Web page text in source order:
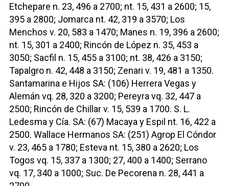
Etchepare n. 23, 496 a 2700; nt. 15, 431 a 2600; 15,
395 a 2800; Jomarca nt. 42, 319 a 3570; Los
Menchos v. 20, 583 a 1470; Manes n. 19, 396 a 2600;
nt. 15, 301 a 2400; Rincón de López n. 35, 453 a
3050; Sacfil n. 15, 455 a 3100; nt. 38, 426 a 3150;
Tapalgro n. 42, 448 a 3150; Zenari v. 19, 481 a 1350.
Santamarina e Hijos SA: (106) Herrera Vegas y
Alemán vq. 28, 320 a 3200; Pereyra vq. 32, 447 a
2500; Rincón de Chillar v. 15, 539 a 1700. S. L.
Ledesma y Cía. SA: (67) Macaya y Espil nt. 16, 422 a
2500. Wallace Hermanos SA: (251) Agrop El Cóndor
v. 23, 465 a 1780; Esteva nt. 15, 380 a 2620; Los
Togos vq. 15, 337 a 1300; 27, 400 a 1400; Serrano
vq. 17, 340 a 1000; Suc. De Pecorena n. 28, 441 a